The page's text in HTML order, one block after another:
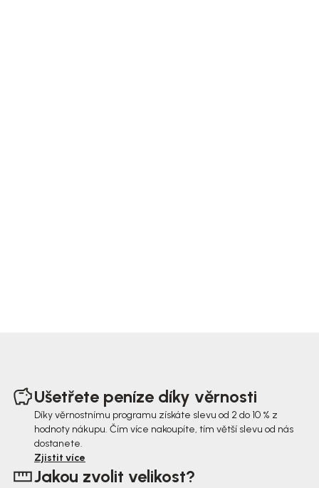
Ušetřete peníze díky věrnosti
Díky věrnostnímu programu získáte slevu od 2 do 10 % z
hodnoty nákupu. Čím více nakoupíte, tím větší slevu od nás
dostanete.
Zjistit více
Jakou zvolit velikost?